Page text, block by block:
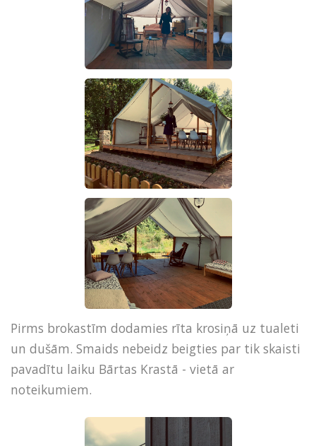
Pirms brokastīm dodamies rīta krosiņā uz tualeti
un dušām. Smaids nebeidz beigties par tik skaisti
pavadītu laiku Bārtas Krastā - vietā ar
noteikumiem.